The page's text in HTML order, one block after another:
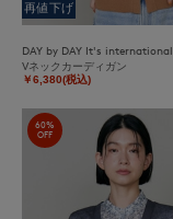
再値下げ
DAY by DAY It's international
Vネックカーディガン
￥6,380(税込)
60%
OFF